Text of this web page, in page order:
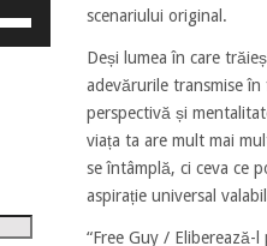
scenariului original.
Deși lumea în care
adevărurile transmise
perspectivă și
viața ta are mult mai
se întâmplă, ci ceva ce
aspirație universal
“Free Guy / Eliberează-